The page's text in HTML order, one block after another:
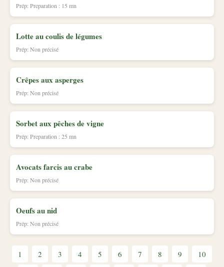
Prép: Preparation : 15 mn
Lotte au coulis de légumes
Prép: Non précisé
Crêpes aux asperges
Prép: Non précisé
Sorbet aux pêches de vigne
Prép: Preparation : 25 mn
Avocats farcis au crabe
Prép: Non précisé
Oeufs au nid
Prép: Non précisé
1 2 3 4 5 6 7 8 9
10